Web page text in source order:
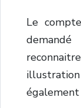
Le